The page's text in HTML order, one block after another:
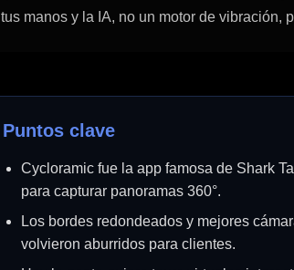
tus manos y la IA, no un motor de vibración,
Puntos clave
Cycloramic fue la app famosa de Shark
para capturar panoramas 360°.
Los bordes redondeados y mejores
volvieron aburridos para clientes.